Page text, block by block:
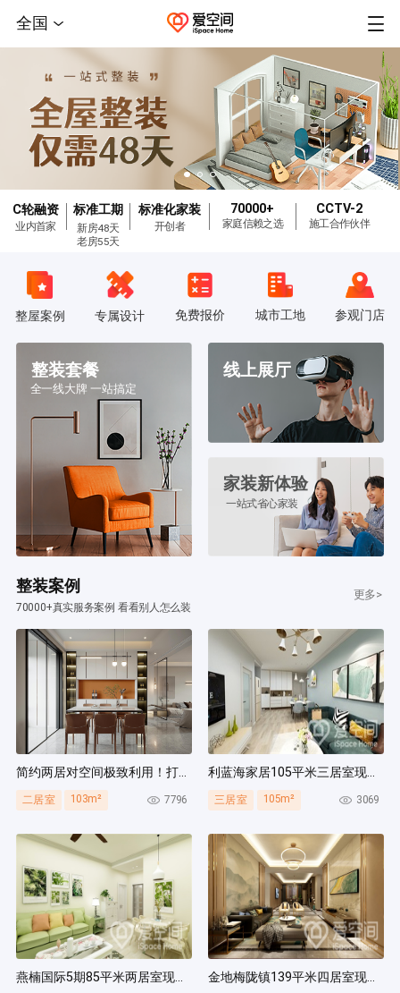
全国
C轮融资
业内首家
标准工期
新房48天
老房55天
标准化家装
开创者
70000+
家庭信赖之选
CCTV-2
施工合作伙伴
整屋案例 专属设计 免费报价 城市工地 参观门店
整装套餐
全一线大牌 一站搞定
线上展厅
家装新体验
一站式省心家装
整装案例
70000+真实服务案例 看看别人怎么装
更多>
简约两居对空间极致利用！打造多组通顶柜，整齐能装！
二居室 103m² 7796
利蓝海家居105平米三居室现代简约风装修案例
三居室 105m² 3069
燕楠国际5期85平米两居室现代简约风装修案例 金地梅陇镇139平米四居室现代简约风装修案例